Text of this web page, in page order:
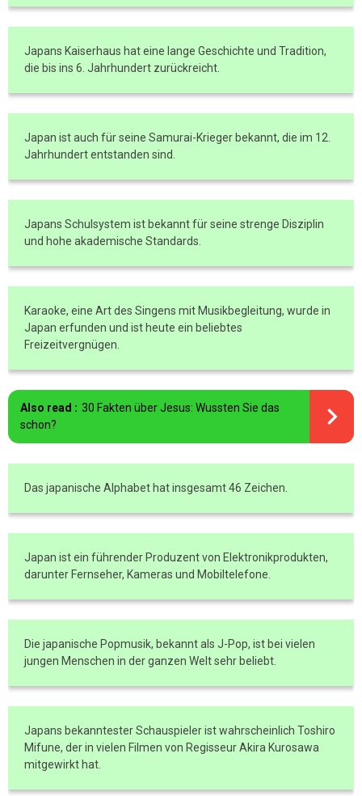
Japans Kaiserhaus hat eine lange Geschichte und Tradition,
die bis ins 6. Jahrhundert zurückreicht.
Japan ist auch für seine Samurai-Krieger bekannt, die im 12.
Jahrhundert entstanden sind.
Japans Schulsystem ist bekannt für seine strenge Disziplin
und hohe akademische Standards.
Karaoke, eine Art des Singens mit Musikbegleitung, wurde in
Japan erfunden und ist heute ein beliebtes
Freizeitvergnügen.
Also read : 30 Fakten über Jesus: Wussten Sie das
schon?
Das japanische Alphabet hat insgesamt 46 Zeichen.
Japan ist ein führender Produzent von Elektronikprodukten,
darunter Fernseher, Kameras und Mobiltelefone.
Die japanische Popmusik, bekannt als J-Pop, ist bei vielen
jungen Menschen in der ganzen Welt sehr beliebt.
Japans bekanntester Schauspieler ist wahrscheinlich Toshiro
Mifune, der in vielen Filmen von Regisseur Akira Kurosawa
mitgewirkt hat.